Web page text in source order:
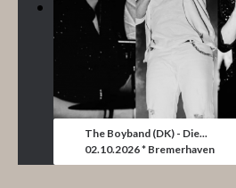
The Boyband (DK) - Die...
02.10.2026 * Bremerhaven